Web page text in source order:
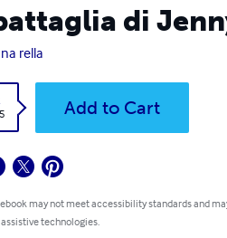
di
rella
Add to Cart
may not meet accessibility standards and
technologies.